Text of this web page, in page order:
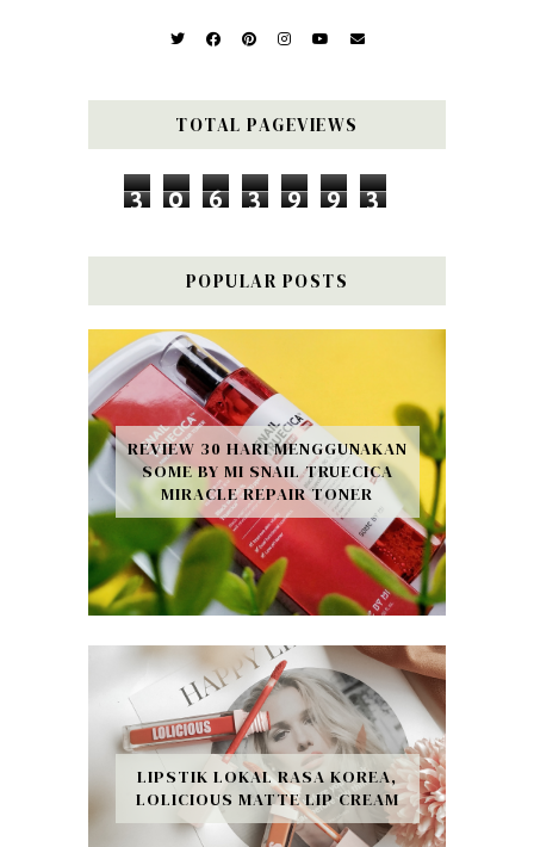
TOTAL PAGEVIEWS
3 0 6 3 9 9 3
POPULAR POSTS
REVIEW 30 HARI MENGGUNAKAN
SOME BY MI SNAIL TRUECICA
MIRACLE REPAIR TONER
LIPSTIK LOKAL RASA KOREA,
LOLICIOUS MATTE LIP CREAM